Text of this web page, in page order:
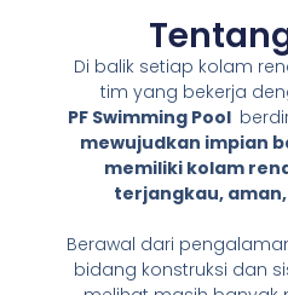
Di balik setiap kolam
tim yang bekerja
PF Swimming Pool
mewujudkan impian
memiliki kolam
terjangkau,
Berawal dari
bidang konstruksi dan